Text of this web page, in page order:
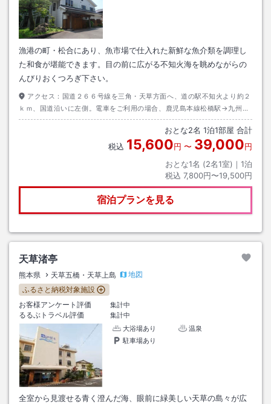
漁港の町・松合にあり、魚市場で仕入れた新鮮な魚介類を調理し
た和食が堪能できます。目の前に広がる不知火海を眺めながらの
んびりおくつろぎ下さい。
アクセス： 国道２６６号線を三角・天草方面へ、道の駅不知火より約２
ｋｍ、国道沿いに左側。電車をご利用の場合、鹿児島本線松橋駅→九州産
交バス（松橋三角線）松橋駅通り（駅出口すぐ）→松錦館前
おとな2名 1泊1部屋 合計
税込 15,600円 〜 39,000円
おとな1名 (2名1室)｜ 1泊
税込 7,800円〜19,500円
宿泊プランを見る
天草渚亭
熊本県 天草五橋・天草上島
地図
ふるさと納税対象施設
お客様アンケート評価
集計中
るるぶトラベル評価
集計中
大浴場あり
温泉
駐車場あり
全室から見渡せる青く澄んだ海、眼前に緑美しい天草の島々が広